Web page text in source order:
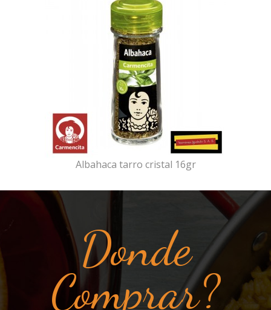
Albahaca tarro cristal 16gr
Donde
Comprar?